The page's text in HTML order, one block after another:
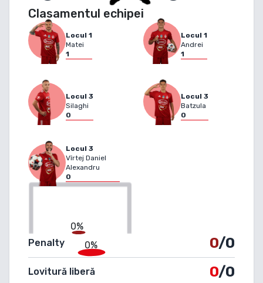
Clasamentul echipei
Locul 1
Matei
1
Locul 1
Andrei
1
Locul 3
Silaghi
0
Locul 3
Batzula
0
Locul 3
Vîrtej Daniel
Alexandru
0
0%
0%
Penalty 0/0
Lovitură liberă 0/0